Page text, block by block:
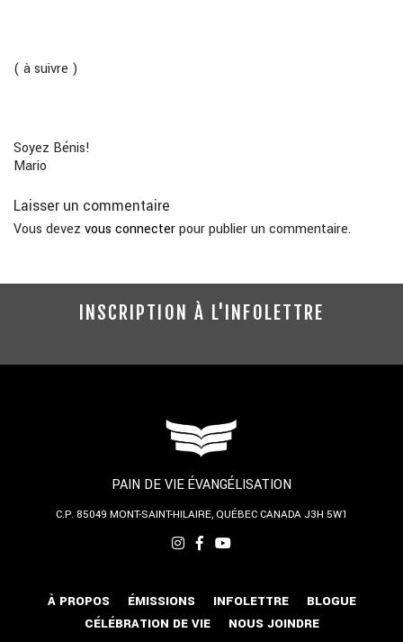
( à suivre )
Soyez Bénis!
Mario
Laisser un commentaire
Vous devez vous connecterpour publier un commentaire.
INSCRIPTION À L'INFOLETTRE
PAIN DE VIE ÉVANGÉLISATION
C.P. 85049 MONT-SAINT-HILAIRE, QUÉBECCANADA J3H 5W1
À PROPOS ÉMISSIONS INFOLETTRE
BLOGUE
CÉLÉBRATION DE VIE
NOUS JOINDRE